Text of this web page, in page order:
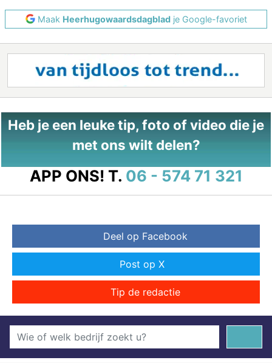
Maak Heerhugowaardsdagbladje Google-favoriet
Heb je een leuke tip, foto of video die je
met ons wilt delen?
APP ONS! T. 06 - 574 71 321
Deel op Facebook
Post op X
Tip de redactie